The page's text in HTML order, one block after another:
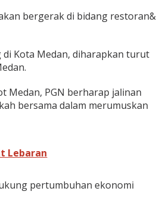
bergerak di bidang restoran&
Kota Medan, diharapkan turut
Medan, PGN berharap jalinan
bersama dalam merumuskan
Lebaran
pertumbuhan ekonomi